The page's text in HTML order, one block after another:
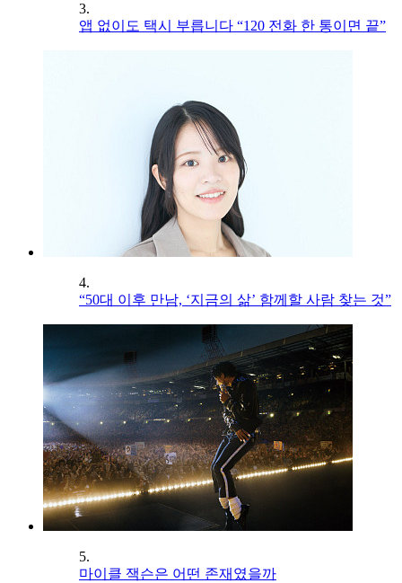
3.
앱 없이도 택시 부릅니다 “120 전화 한 통이면 끝”
4.
“50대 이후 만남, ‘지금의 삶’ 함께할 사람 찾는 것”
5.
마이클 잭슨은 어떤 존재였을까